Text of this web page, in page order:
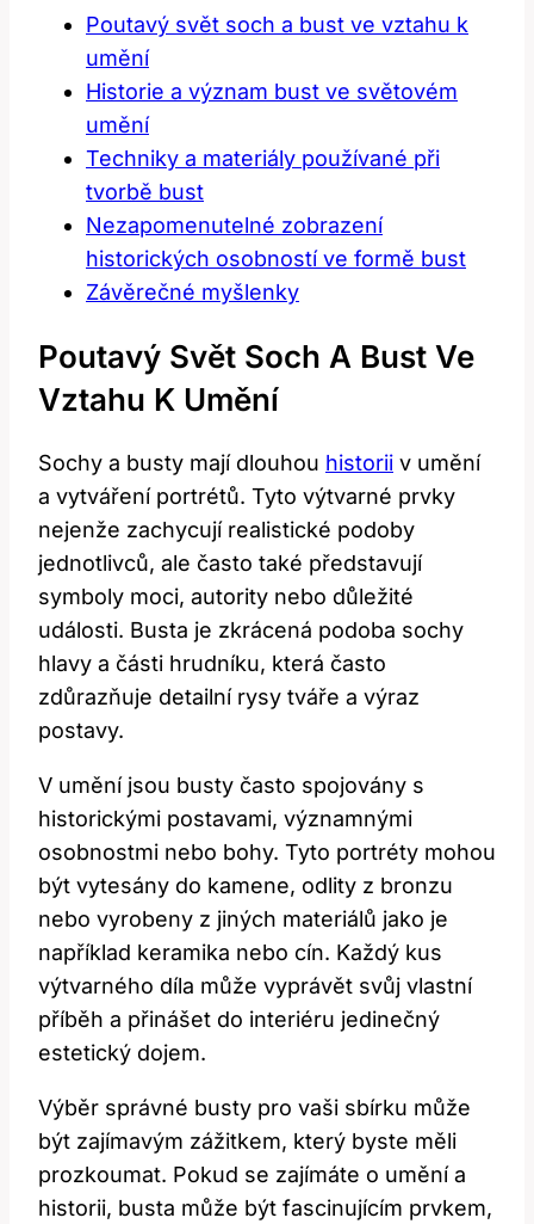
Poutavý svět soch a bust ve vztahu k
umění
Historie a význam bust ve světovém
umění
Techniky a materiály používané při
tvorbě bust
Nezapomenutelné zobrazení
historických osobností ve formě bust
Závěrečné myšlenky
Poutavý Svět Soch A Bust Ve
Vztahu K Umění
Sochy a busty mají dlouhou historii v umění
a vytváření portrétů. Tyto výtvarné prvky
nejenže zachycují realistické podoby
jednotlivců, ale často také představují
symboly moci, autority nebo důležité
události. Busta je zkrácená podoba sochy
hlavy a části hrudníku, která často
zdůrazňuje detailní rysy tváře a výraz
postavy.
V umění jsou busty často spojovány s
historickými postavami, významnými
osobnostmi nebo bohy. Tyto portréty mohou
být vytesány do kamene, odlity z bronzu
nebo vyrobeny z jiných materiálů jako je
například keramika nebo cín. Každý kus
výtvarného díla může vyprávět svůj vlastní
příběh a přinášet do interiéru jedinečný
estetický dojem.
Výběr správné busty pro vaši sbírku může
být zajímavým zážitkem, který byste měli
prozkoumat. Pokud se zajímáte o umění a
historii, busta může být fascinujícím prvkem,